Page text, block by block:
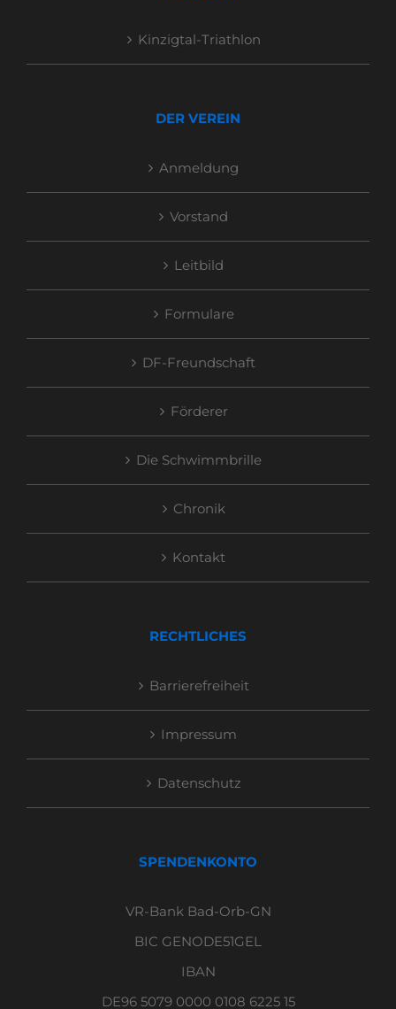
Kinzigtal-Triathlon
DER VEREIN
Anmeldung
Vorstand
Leitbild
Formulare
DF-Freundschaft
Förderer
Die Schwimmbrille
Chronik
Kontakt
RECHTLICHES
Barrierefreiheit
Impressum
Datenschutz
SPENDENKONTO
VR-Bank Bad-Orb-GN
BIC GENODE51GEL
IBAN
DE96 5079 0000 0108 6225 15